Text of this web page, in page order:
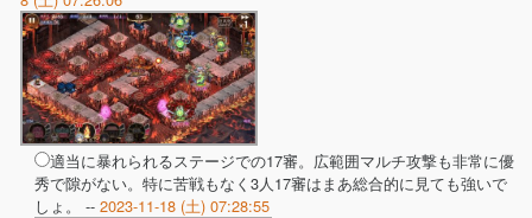
適当に暴れられるステージでの17審。広範囲マルチ攻撃も非常に優
秀で隙がない。特に苦戦もなく3人17審はまあ総合的に見ても強いで
しょ。 -- 2023-11-18 (土) 07:28:55